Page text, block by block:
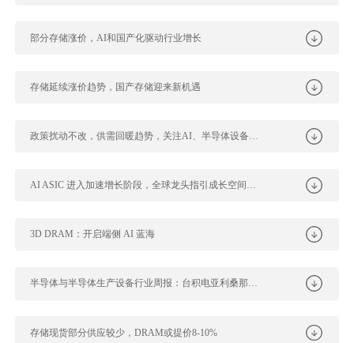
部分存储涨价，AI和国产化驱动行业增长
存储延续涨价趋势，国产存储迎来新机遇
政策扰动不改，供需回暖趋势，关注AI、半导体设备等结构性机会
AI ASIC 进入加速增长阶段，全球龙头指引成长空间广阔
3D DRAM：开启端侧 AI 蓝海
半导体与半导体生产设备行业周报：台积电亚利桑那州厂新获AMD订单，国内主...
存储现货部分供应较少，DRAM或提价8-10%